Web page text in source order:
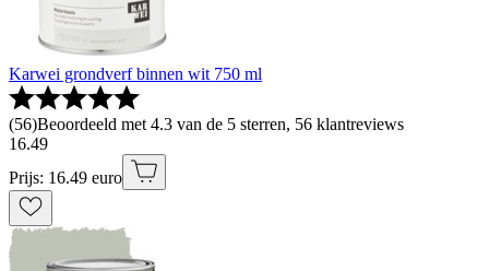
Karwei grondverf binnen wit 750 ml
(56)Beoordeeld met 4.3 van de 5 sterren, 56 klantreviews
16.49
Prijs: 16.49 euro